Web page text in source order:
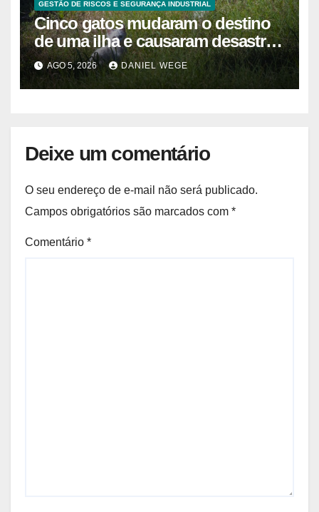
GESTÃO DE RISCOS E SEGURANÇA INDUSTRIAL
Cinco gatos mudaram o destino
de uma ilha e causaram desastre
ambiental de R$ 127 milhões
AGO 5, 2026 DANIEL WEGE
Deixe um comentário
O seu endereço de e-mail não será publicado.
Campos obrigatórios são marcados com *
Comentário *